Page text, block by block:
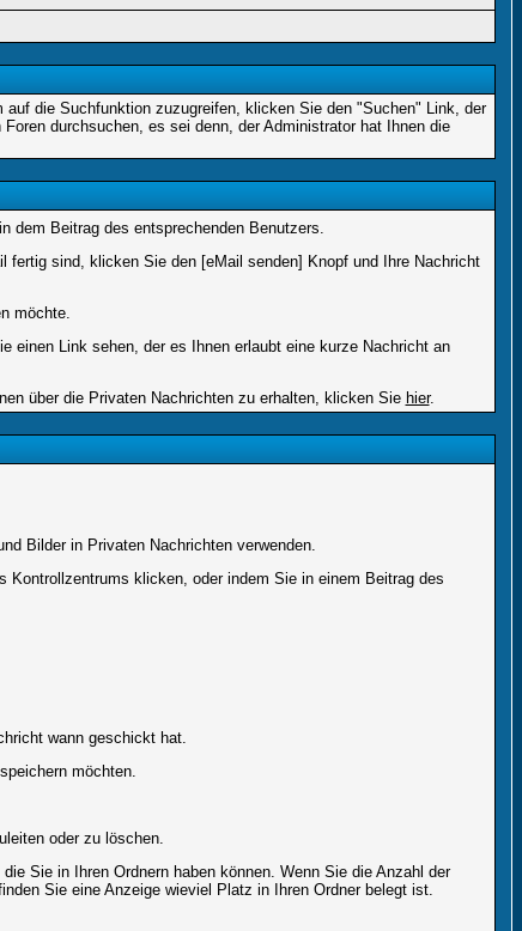
die Suchfunktion zuzugreifen, klicken Sie den "Suchen" Link, der
durchsuchen, es sei denn, der Administrator hat Ihnen die
dem Beitrag des entsprechenden Benutzers.
fertig sind, klicken Sie den [eMail senden] Knopf und Ihre Nachricht
möchte.
einen Link sehen, der es Ihnen erlaubt eine kurze Nachricht an
über die Privaten Nachrichten zu erhalten, klicken Sie hier.
Bilder in Privaten Nachrichten verwenden.
Kontrollzentrums klicken, oder indem Sie in einem Beitrag des
wann geschickt hat.
möchten.
oder zu löschen.
Sie in Ihren Ordnern haben können. Wenn Sie die Anzahl der
Sie eine Anzeige wieviel Platz in Ihren Ordner belegt ist.